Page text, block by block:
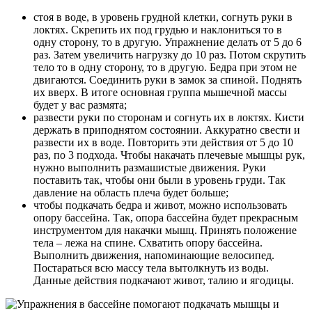
стоя в воде, в уровень грудной клетки, согнуть руки в
локтях. Скрепить их под грудью и наклониться то в
одну сторону, то в другую. Упражнение делать от 5 до 6
раз. Затем увеличить нагрузку до 10 раз. Потом скрутить
тело то в одну сторону, то в другую. Бедра при этом не
двигаются. Соединить руки в замок за спиной. Поднять
их вверх. В итоге основная группа мышечной массы
будет у вас размята;
развести руки по сторонам и согнуть их в локтях. Кисти
держать в приподнятом состоянии. Аккуратно свести и
развести их в воде. Повторить эти действия от 5 до 10
раз, по 3 подхода. Чтобы накачать плечевые мышцы рук,
нужно выполнить размашистые движения. Руки
поставить так, чтобы они были в уровень груди. Так
давление на область плеча будет больше;
чтобы подкачать бедра и живот, можно использовать
опору бассейна. Так, опора бассейна будет прекрасным
инструментом для накачки мышц. Принять положение
тела – лежа на спине. Схватить опору бассейна.
Выполнить движения, напоминающие велосипед.
Постараться всю массу тела вытолкнуть из воды.
Данные действия подкачают живот, талию и ягодицы.